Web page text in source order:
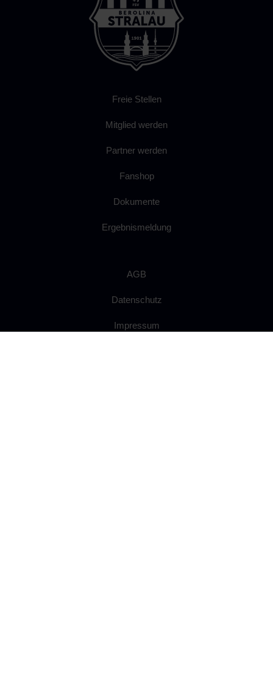
Freie Stellen
Mitglied werden
Partner werden
Fanshop
Dokumente
Ergebnismeldung
AGB
Datenschutz
Impressum